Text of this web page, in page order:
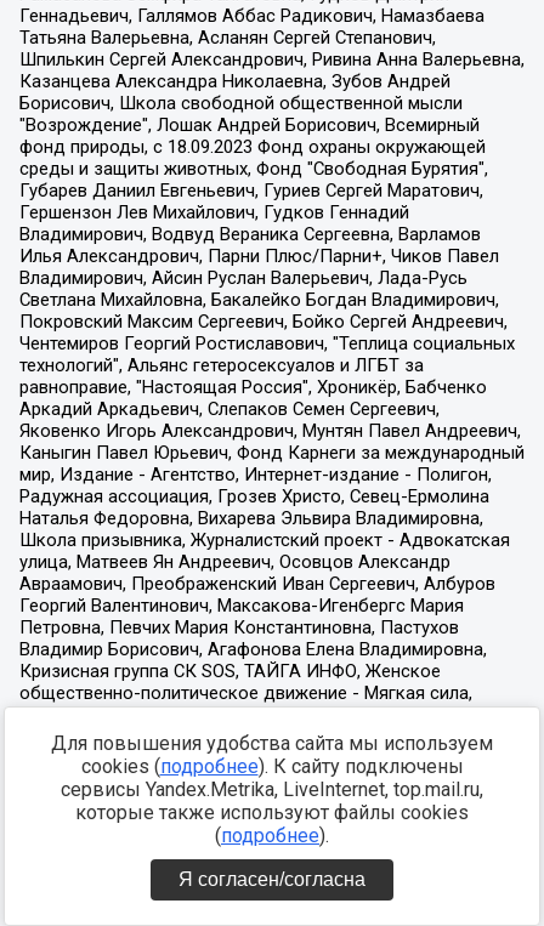
Для повышения удобства сайта мы используем
cookies (подробнее). К сайту подключены
сервисы Yandex.Metrika, LiveInternet, top.mail.ru,
которые также используют файлы cookies
(подробнее).
Я согласен/согласна